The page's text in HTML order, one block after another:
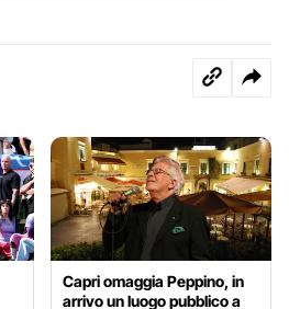
Capri omaggia Peppino, in
arrivo un luogo pubblico a